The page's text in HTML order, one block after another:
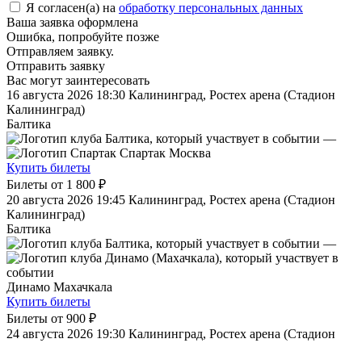
Я согласен(а) на обработку персональных данных
Ваша заявка оформлена
Ошибка, попробуйте позже
Отправляем заявку.
Отправить заявку
Вас могут заинтересовать
16 августа 2026 18:30 Калининград, Ростех арена (Стадион
Калининград)
Балтика
—
Спартак Москва
Купить билеты
Билеты от 1 800 ₽
20 августа 2026 19:45 Калининград, Ростех арена (Стадион
Калининград)
Балтика
—
Динамо Махачкала
Купить билеты
Билеты от 900 ₽
24 августа 2026 19:30 Калининград, Ростех арена (Стадион